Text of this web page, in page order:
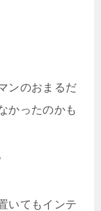
ンのおまるだ
かったのかも
いてもインテ